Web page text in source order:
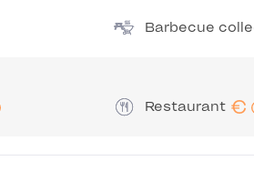
Barbecue
Restaurant €